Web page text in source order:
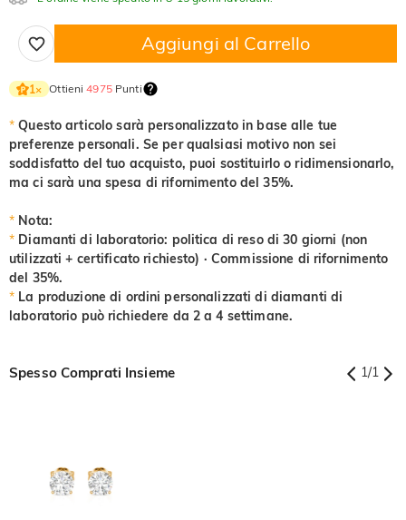
Aggiungi al Carrello
1× Ottieni4975Punti
* Questo articolo sarà personalizzato in base alle tue
preferenze personali. Se per qualsiasi motivo non sei
soddisfatto del tuo acquisto, puoi sostituirlo o ridimensionarlo,
ma ci sarà una spesa di rifornimento del 35%.
* Nota:
* Diamanti di laboratorio: politica di reso di 30 giorni (non
utilizzati + certificato richiesto) · Commissione di rifornimento
del 35%.
* La produzione di ordini personalizzati di diamanti di
laboratorio può richiedere da 2 a 4 settimane.
Spesso Comprati Insieme 1/1